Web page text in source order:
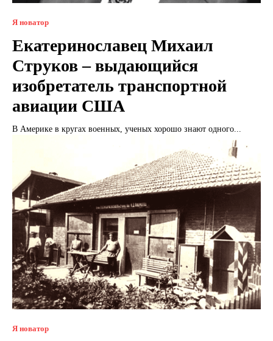
Я новатор
Екатеринославец Михаил
Струков – выдающийся
изобретатель транспортной
авиации США
В Америке в кругах военных, ученых хорошо знают одного...
Я новатор